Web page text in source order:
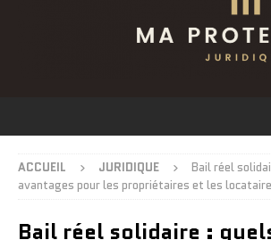
ACCUEIL JURIDIQUE
Bail réel
avantages pour les propriétaires et les
Bail réel solidaire :